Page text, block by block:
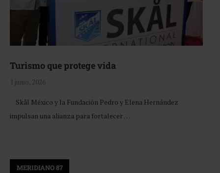
Turismo que protege vida
1 junio, 2026
Skål México y la Fundación Pedro y Elena Hernández
impulsan una alianza para fortalecer …
MERIDIANO 87